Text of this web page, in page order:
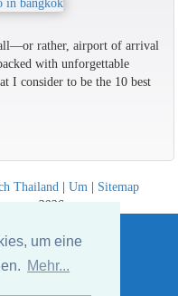
um eine
Mehr...
rather, airport of arrival
with unforgettable
I consider to be the 10 best
Thailand| Um| Sitemap
- 2026